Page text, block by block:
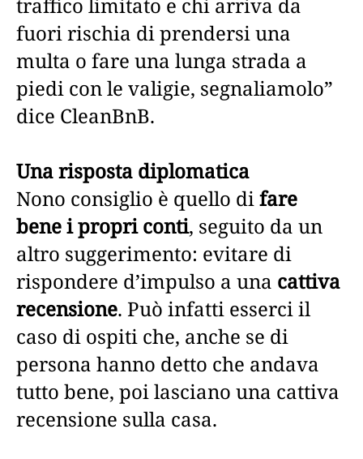
fuori rischia di prendersi una
multa o fare una lunga strada a
piedi con le valigie, segnaliamolo”
dice CleanBnB.
Una risposta diplomatica
Nono consiglio è quello difare
bene i propri conti, seguito da un
altro suggerimento: evitare di
rispondere d’impulso a una cattiva
recensione. Può infatti esserci il
caso di ospiti che, anche se di
persona hanno detto che andava
tutto bene, poi lasciano una cattiva
recensione sulla casa.